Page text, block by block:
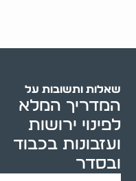
שאלות ותשובות על
המדריך המלא
לפינוי ירושות
ועזבונות בכבוד
ובסדר